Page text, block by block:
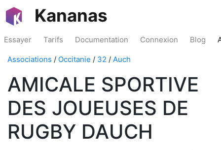
Kananas
Essayer Tarifs Documentation Connexion Blog
Associations / Occitanie / 32 / Auch
AMICALE SPORTIVE
DES JOUEUSES DE
RUGBY DAUCH